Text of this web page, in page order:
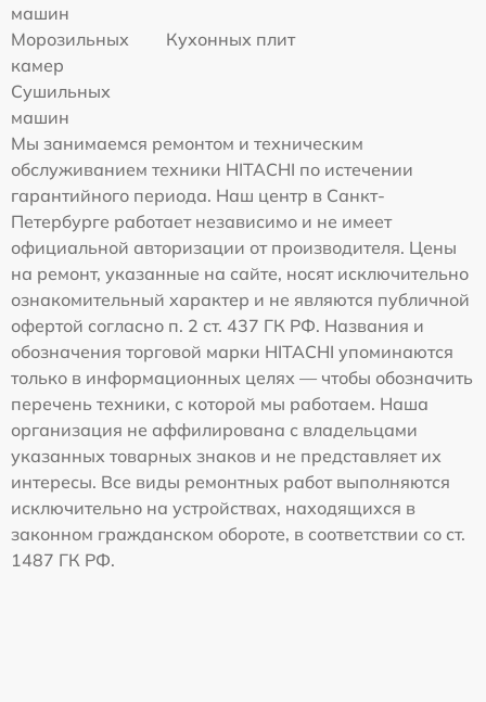
машин
Морозильных
камер
Кухонных плит
Сушильных
машин
Мы занимаемся ремонтом и техническим
обслуживанием техники HITACHI по истечении
гарантийного периода. Наш центр в Санкт-
Петербурге работает независимо и не имеет
официальной авторизации от производителя. Цены
на ремонт, указанные на сайте, носят исключительно
ознакомительный характер и не являются публичной
офертой согласно п. 2 ст. 437 ГК РФ. Названия и
обозначения торговой марки HITACHI упоминаются
только в информационных целях — чтобы обозначить
перечень техники, с которой мы работаем. Наша
организация не аффилирована с владельцами
указанных товарных знаков и не представляет их
интересы. Все виды ремонтных работ выполняются
исключительно на устройствах, находящихся в
законном гражданском обороте, в соответствии со ст.
1487 ГК РФ.